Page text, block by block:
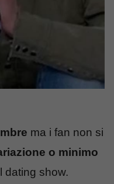
ma i fan non si
o minimo
dating show.